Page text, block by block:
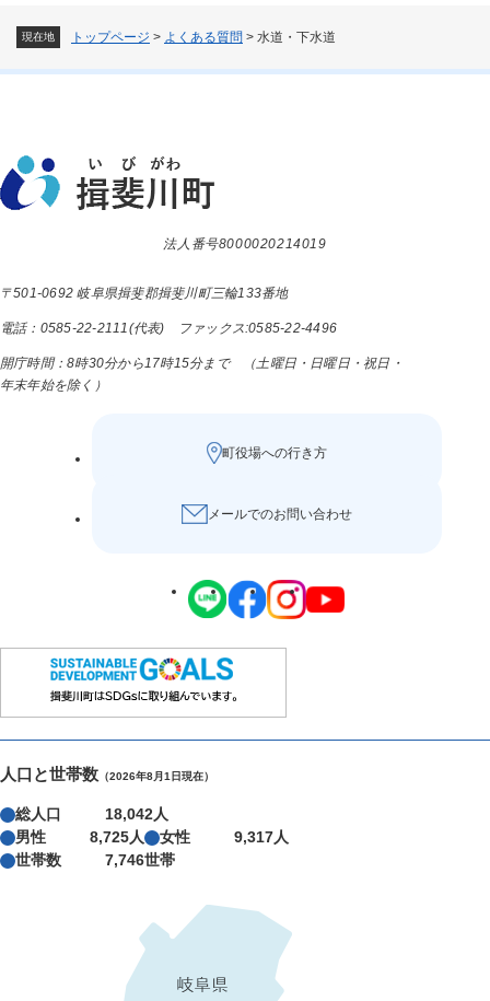
現在地 トップページ > よくある質問 > 水道・下水道
法人番号8000020214019
〒501-0692 岐阜県揖斐郡揖斐川町三輪133番地
電話：0585-22-2111(代表) ファックス:0585-22-4496
開庁時間：8時30分から17時15分まで （土曜日・日曜日・祝日・
年末年始を除く）
町役場への行き方
メールでのお問い合わせ
人口と世帯数 （2026年8月1日現在）
総人口
18,042人
男性
8,725人 女性
9,317人
世帯数
7,746世帯